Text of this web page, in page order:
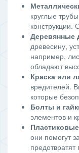
круглые
Деревянные
древесину,
например,
обладают
Краска или
вредителей.
которые
Болты и
элементов и
они помогут